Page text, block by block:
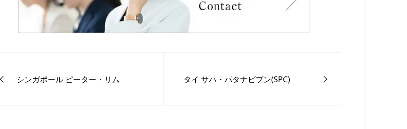
シンガポール ピーター・リム タイ サハ・パタナビブン(SPC)